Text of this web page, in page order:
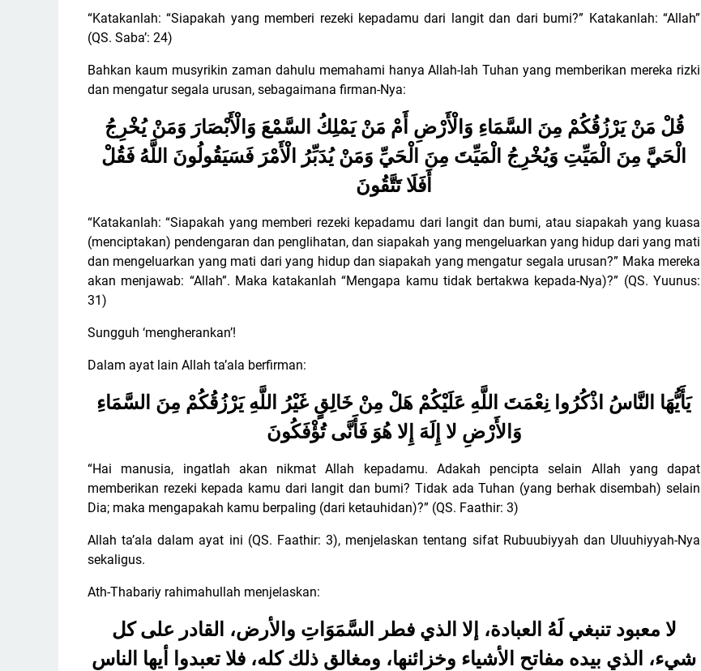
“Katakanlah: “Siapakah yang memberi rezeki kepadamu dari langit dan dari bumi?” Katakanlah: “Allah”
(QS. Saba’: 24)
Bahkan kaum musyrikin zaman dahulu memahami hanya Allah-lah Tuhan yang memberikan mereka rizki
dan mengatur segala urusan, sebagaimana firman-Nya:
قُلْ مَنْ يَرْزُقُكُمْ مِنَ السَّمَاءِ وَالْأَرْضِ أَمْ مَنْ يَمْلِكُ السَّمْعَ وَالْأَبْصَارَ وَمَنْ يُخْرِجُ
الْحَيَّ مِنَ الْمَيِّتِ وَيُخْرِجُ الْمَيِّتَ مِنَ الْحَيِّ وَمَنْ يُدَبِّرُ الْأَمْرَ فَسَيَقُولُونَ اللَّهُ فَقُلْ
أَفَلَا تَتَّقُونَ
“Katakanlah: “Siapakah yang memberi rezeki kepadamu dari langit dan bumi, atau siapakah yang kuasa
(menciptakan) pendengaran dan penglihatan, dan siapakah yang mengeluarkan yang hidup dari yang mati
dan mengeluarkan yang mati dari yang hidup dan siapakah yang mengatur segala urusan?” Maka mereka
akan menjawab: “Allah”. Maka katakanlah “Mengapa kamu tidak bertakwa kepada-Nya)?” (QS. Yuunus:
31)
Sungguh ‘mengherankan’!
Dalam ayat lain Allah ta’ala berfirman:
يَأَيُّهَا النَّاسُ اذْكُرُوا نِعْمَتَ اللَّهِ عَلَيْكُمْ هَلْ مِنْ خَالِقٍ غَيْرُ اللَّهِ يَرْزُقُكُمْ مِنَ السَّمَاءِ
وَالأَرْضِ لا إِلَهَ إِلا هُوَ فَأَنَّى تُؤْفَكُونَ
“Hai manusia, ingatlah akan nikmat Allah kepadamu. Adakah pencipta selain Allah yang dapat
memberikan rezeki kepada kamu dari langit dan bumi? Tidak ada Tuhan (yang berhak disembah) selain
Dia; maka mengapakah kamu berpaling (dari ketauhidan)?” (QS. Faathir: 3)
Allah ta’ala dalam ayat ini (QS. Faathir: 3), menjelaskan tentang sifat Rubuubiyyah dan Uluuhiyyah-Nya
sekaligus.
Ath-Thabariy rahimahullah menjelaskan:
لا معبود تنبغي لَهُ العبادة، إلا الذي فطر السَّمَوَاتِ والأرض، القادر على كل
شيء، الذي بيده مفاتح الأشياء وخزائنها، ومغالق ذلك كله، فلا تعبدوا أيها الناس